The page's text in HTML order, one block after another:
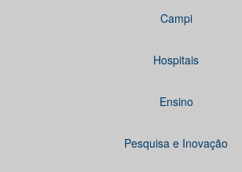
Campi
Hospitais
Ensino
Pesquisa e Inovação